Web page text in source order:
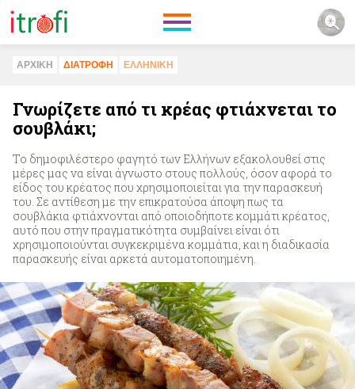
ΑΡΧΙΚΗ ΔΙΑΤΡΟΦΗ ΕΛΛΗΝΙΚΗ
Γνωρίζετε από τι κρέας φτιάχνεται το
σουβλάκι;
Το δημοφιλέστερο φαγητό των Ελλήνων εξακολουθεί στις
μέρες μας να είναι άγνωστο στους πολλούς, όσον αφορά το
είδος του κρέατος που χρησιμοποιείται για την παρασκευή
του. Σε αντίθεση με την επικρατούσα άποψη πως τα
σουβλάκια φτιάχνονται από οποιοδήποτε κομμάτι κρέατος,
αυτό που στην πραγματικότητα συμβαίνει είναι ότι
χρησιμοποιούνται συγκεκριμένα κομμάτια, και η διαδικασία
παρασκευής είναι αρκετά αυτοματοποιημένη.